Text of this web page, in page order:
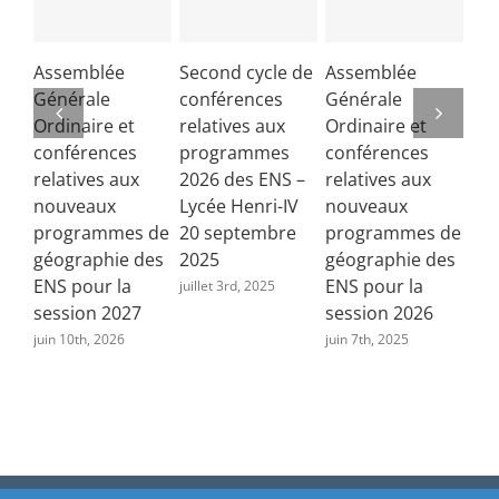
Assemblée
Générale
Ordinaire et
conférences
relatives aux
nouveaux
programmes de
géographie des
ENS pour la
session 2027
juin 10th, 2026
Second cycle de
conférences
relatives aux
programmes
2026 des ENS –
Lycée Henri-IV
20 septembre
2025
juillet 3rd, 2025
Assemblée
Générale
Ordinaire et
conférences
relatives aux
nouveaux
programmes de
géographie des
ENS pour la
session 2026
juin 7th, 2025